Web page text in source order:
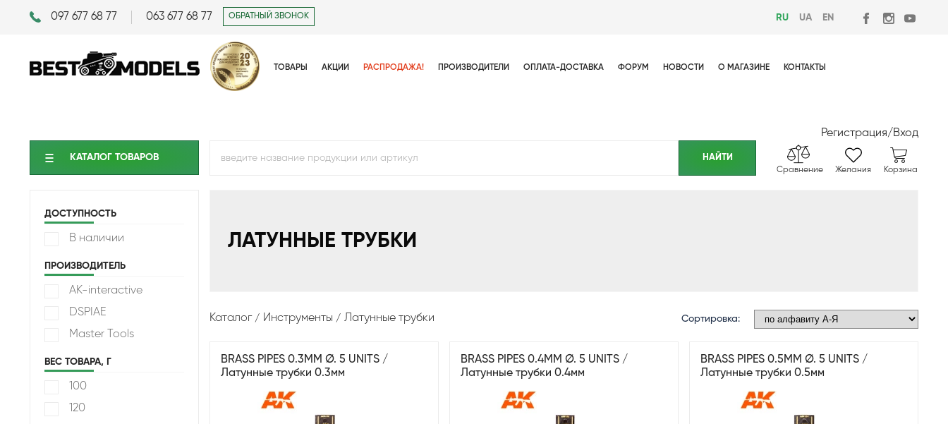
097 677 68 77 063 677 68 77 ОБРАТНЫЙ ЗВОНОК RU UA EN
ТОВАРЫ АКЦИИ РАСПРОДАЖА! ПРОИЗВОДИТЕЛИ ОПЛАТА-ДОСТАВКА ФОРУМ НОВОСТИ О МАГАЗИНЕ КОНТАКТЫ
Регистрация/Вход
КАТАЛОГ ТОВАРОВ
Сравнение Желания Корзина
ДОСТУПНОСТЬ
В наличии
ПРОИЗВОДИТЕЛЬ
AK-interactive
DSPIAE
Master Tools
ВЕС ТОВАРА, Г
100
120
ЛАТУННЫЕ ТРУБКИ
Каталог Инструменты Латунные трубки Сортировка:
BRASS PIPES 0.3MM Ø. 5 UNITS /
Латунные трубки 0.3мм
BRASS PIPES 0.4MM Ø. 5 UNITS /
Латунные трубки 0.4мм
BRASS PIPES 0.5MM Ø. 5 UNITS /
Латунные трубки 0.5мм